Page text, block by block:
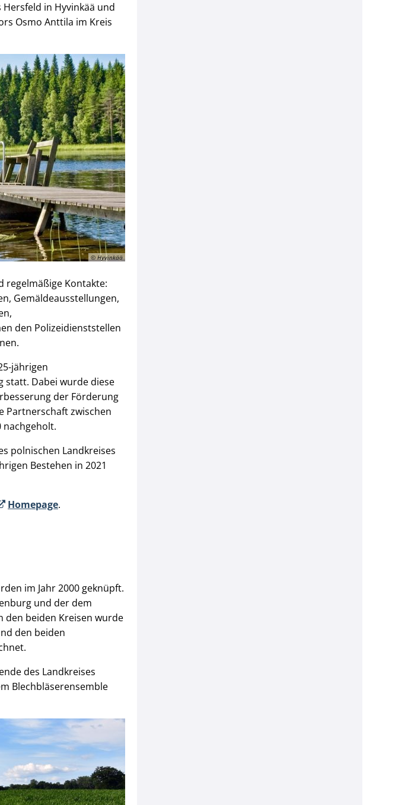
in Hyvinkää und
Osmo Anttila im Kreis
© Hyvinkää
regelmäßige Kontakte:
Gemäldeausstellungen,
den Polizeidienststellen
jährigen
statt. Dabei wurde diese
der Förderung
Partnerschaft zwischen
nachgeholt.
polnischen Landkreises
Bestehen in 2021
Homepage.
im Jahr 2000 geknüpft.
und der dem
den beiden Kreisen wurde
den beiden
des Landkreises
Blechbläserensemble